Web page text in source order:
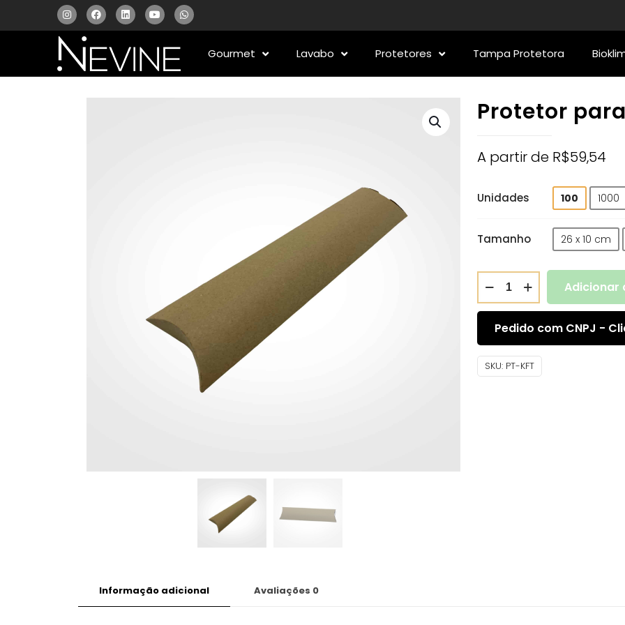
Gourmet Lavabo Protetores Tampa Protetora
Protetor
A partir de R$59,54
Unidades 100 1000
Tamanho 26 x 10 cm
Adicionar
Pedido com CNPJ -
SKU: PT-KFT
Informação adicional Avaliações 0